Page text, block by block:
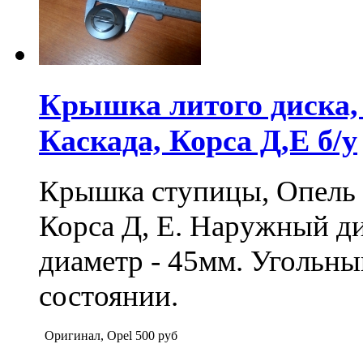
Крышка литого
Каскада, Корса Д,Е б/у
Крышка ступицы, Опель
Корса Д, Е. Наружный
диаметр - 45мм.
состоянии.
Оригинал, Opel 500 руб